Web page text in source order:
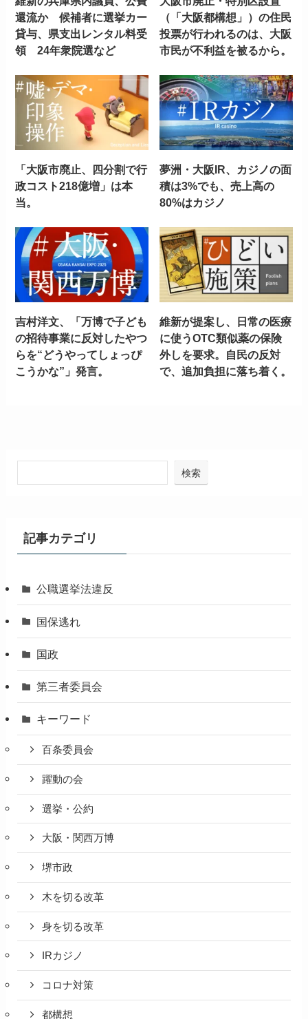
還流か 候補者に選挙カー
貸与、県支出レンタル料受
領 24年衆院選など
（「大阪都構想」）の住民
投票が行われるのは、大阪
市民が不利益を被るから。
「大阪市廃止、四分割で行
政コスト218億増」は本
当。
夢洲・大阪IR、カジノの面
積は3%でも、売上高の
80%はカジノ
吉村洋文、「万博で子ども
の招待事業に反対したやつ
らを“どうやってしょっぴ
こうかな”」発言。
維新が提案し、日常の医療
に使うOTC類似薬の保険
外しを要求。自民の反対
で、追加負担に落ち着く。
検索
記事カテゴリ
公職選挙法違反
国保逃れ
国政
第三者委員会
キーワード
百条委員会
躍動の会
選挙・公約
大阪・関西万博
堺市政
木を切る改革
身を切る改革
IRカジノ
コロナ対策
都構想